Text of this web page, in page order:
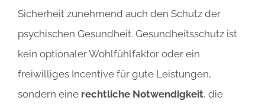
Sicherheit zunehmend auch den Schutz der
psychischen Gesundheit. Gesundheitsschutz ist
kein optionaler Wohlfühlfaktor oder ein
freiwilliges Incentive für gute Leistungen,
sondern eine rechtliche Notwendigkeit, die